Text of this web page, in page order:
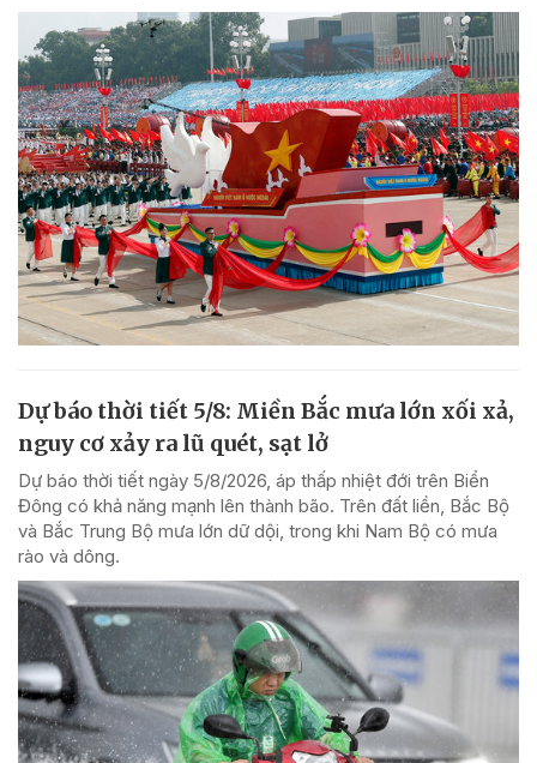
Dự báo thời tiết 5/8: Miền Bắc mưa lớn xối xả,
nguy cơ xảy ra lũ quét, sạt lở
Dự báo thời tiết ngày 5/8/2026, áp thấp nhiệt đới trên Biển
Đông có khả năng mạnh lên thành bão. Trên đất liền, Bắc Bộ
và Bắc Trung Bộ mưa lớn dữ dội, trong khi Nam Bộ có mưa
rào và dông.